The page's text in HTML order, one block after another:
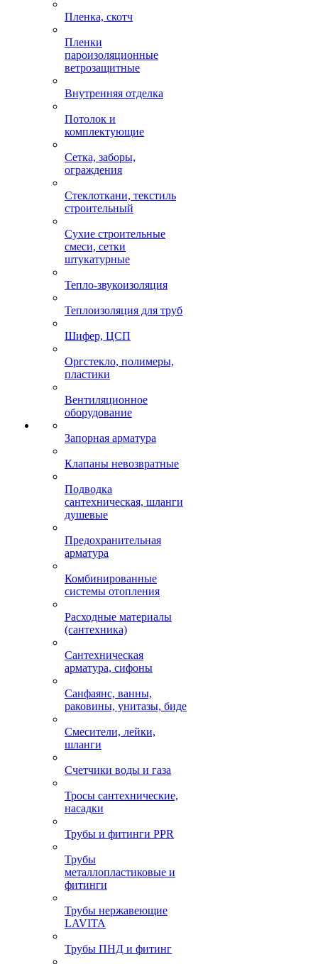
Пленка, скотч
Пленки
пароизоляционные
ветрозащитные
Внутренняя отделка
Потолок и
комплектующие
Сетка, заборы,
ограждения
Стеклоткани, текстиль
строительный
Сухие строительные
смеси, сетки
штукатурные
Тепло-звукоизоляция
Теплоизоляция для труб
Шифер, ЦСП
Оргстекло, полимеры,
пластики
Вентиляционное
оборудование
Запорная арматура
Клапаны невозвратные
Подводка
сантехническая, шланги
душевые
Предохранительная
арматура
Комбинированные
системы отопления
Расходные материалы
(сантехника)
Сантехническая
арматура, сифоны
Санфаянс, ванны,
раковины, унитазы, биде
Смесители, лейки,
шланги
Счетчики воды и газа
Тросы сантехнические,
насадки
Трубы и фитинги PPR
Трубы
металлопластиковые и
фитинги
Трубы нержавеющие
LAVITA
Трубы ПНД и фитинг